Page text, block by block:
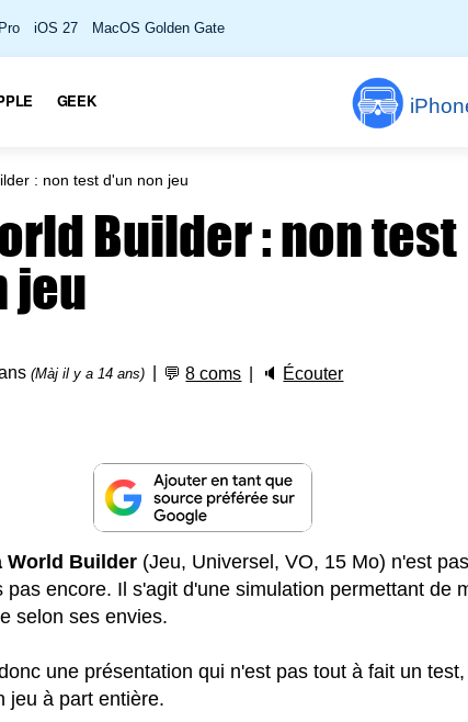
iOS 27 MacOS Golden Gate
GEEK
: non test d'un non jeu
Builder : non test
jeu
ans(Màj il y a 14 ans) 💬8 coms 🔈 Écouter
World Builder (Jeu, Universel, VO, 15 Mo) n'est
pas encore. Il s'agit d'une simulation permettant de
selon ses envies.
une présentation qui n'est pas tout à fait un
jeu à part entière.